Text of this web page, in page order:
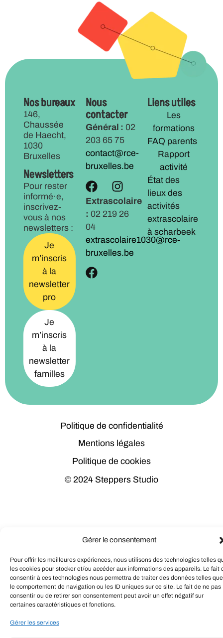
Gérer le consentement
Pour offrir les meilleures expériences, nous utilisons des technologies telles
les cookies pour stocker et/ou accéder aux informations des appareils. Le fait
consentir à ces technologies nous permettra de traiter des données telles que
le comportement de navigation ou les ID uniques sur ce site. Le fait de ne pas
consentir ou de retirer son consentement peut avoir un effet négatif sur
certaines caractéristiques et fonctions.
Gérer les services
Nos bureaux
146,
Chaussée
de Haecht,
1030
Bruxelles
Newsletters
Pour rester
informé·e,
inscrivez-
vous à nos
newsletters :
Je
m’inscris
à la
newsletter
pro
Je
m’inscris
à la
newsletter
familles
Nous
contacter
Général : 02
203 65 75
contact@rce-
bruxelles.be
Extrascolaire
: 02 219 26
04
extrascolaire1030@rce-
bruxelles.be
Liens utiles
Les
formations
FAQ parents
Rapport
activité
État des
lieux des
activités
extrascolaire
à scharbeek
Politique de confidentialité
Mentions légales
Politique de cookies
© 2024 Steppers Studio